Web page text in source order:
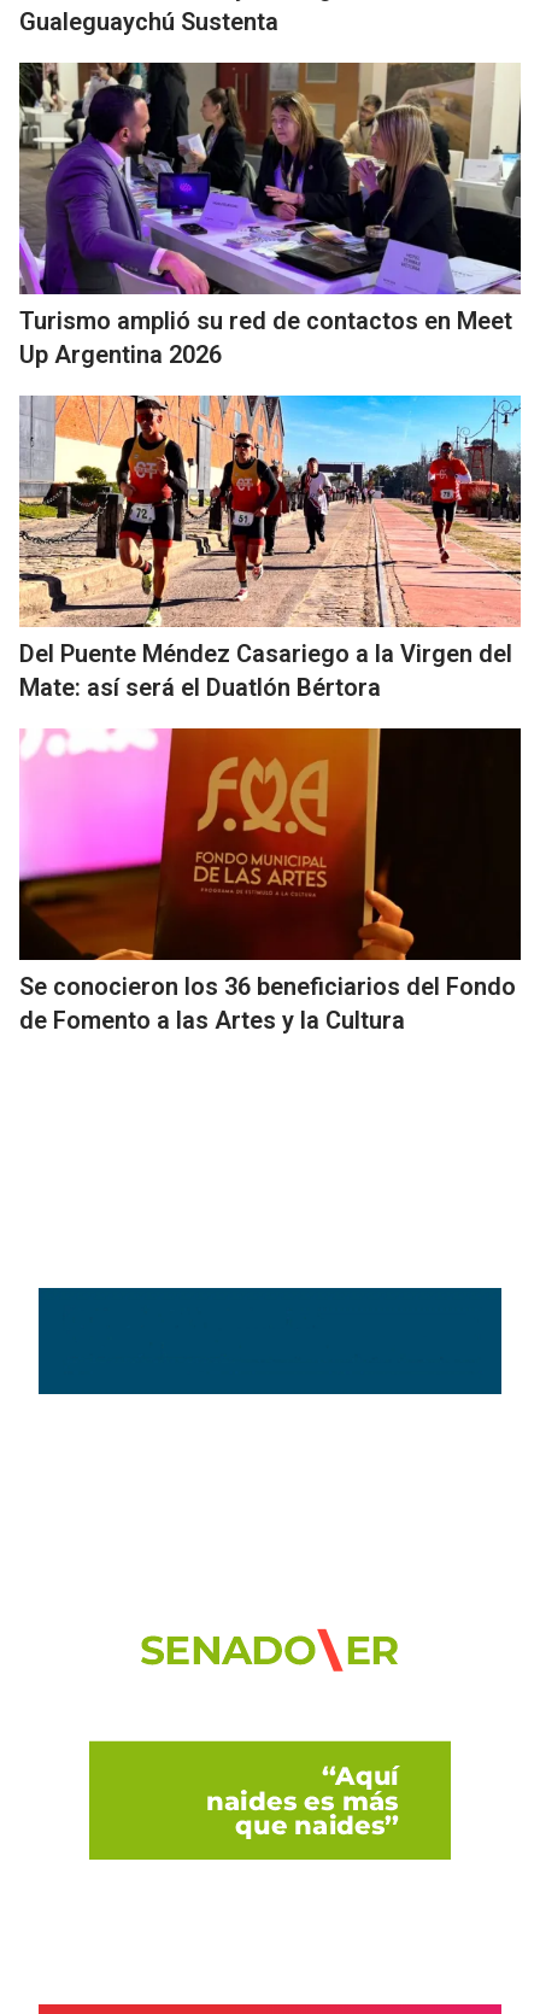
Gualeguaychú Sustenta
Turismo amplió su red de contactos en Meet
Up Argentina 2026
Del Puente Méndez Casariego a la Virgen del
Mate: así será el Duatlón Bértora
Se conocieron los 36 beneficiarios del Fondo
de Fomento a las Artes y la Cultura